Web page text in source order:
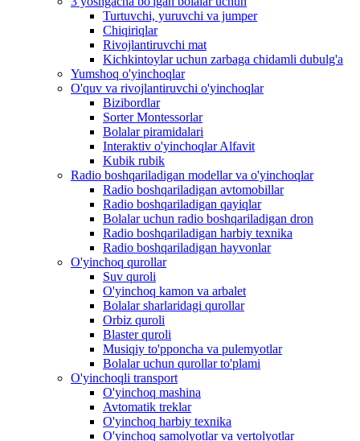
Turtuvchi, yuruvchi va jumper
Chiqiriqlar
Rivojlantiruvchi mat
Kichkintoylar uchun zarbaga chidamli dubulg'a
Yumshoq o'yinchoqlar
O'quv va rivojlantiruvchi o'yinchoqlar
Bizibordlar
Sorter Montessorlar
Bolalar piramidalari
Interaktiv o'yinchoqlar Alfavit
Kubik rubik
Radio boshqariladigan modellar va o'yinchoqlar
Radio boshqariladigan avtomobillar
Radio boshqariladigan qayiqlar
Bolalar uchun radio boshqariladigan dron
Radio boshqariladigan harbiy texnika
Radio boshqariladigan hayvonlar
O'yinchoq qurollar
Suv quroli
O'yinchoq kamon va arbalet
Bolalar sharlaridagi qurollar
Orbiz quroli
Blaster quroli
Musiqiy to'pponcha va pulemyotlar
Bolalar uchun qurollar to'plami
O'yinchoqli transport
O'yinchoq mashina
Avtomatik treklar
O'yinchoq harbiy texnika
O'yinchoq samolyotlar va vertolyotlar